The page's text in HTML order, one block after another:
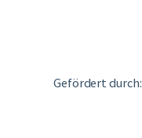
Gefördert durch: